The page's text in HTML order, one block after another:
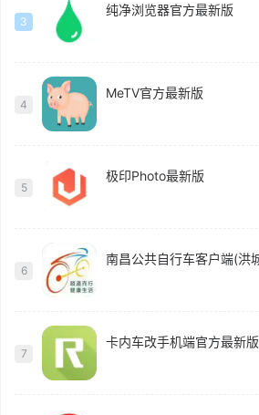
3
纯净浏览器官方最新版
4
MeTV官方最新版
5
极印Photo最新版
6
7
卡内车改手机端官方最新版